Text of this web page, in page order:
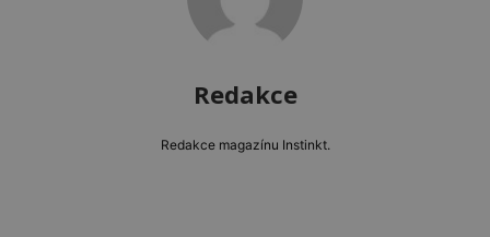
Redakce
Redakce magazínu Instinkt.